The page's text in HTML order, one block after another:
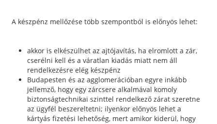
A készpénz mellőzése több szempontból is előnyös lehet:
akkor is elkészülhet az ajtójavítás, ha elromlott a zár,
cserélni kell és a váratlan kiadás miatt nem áll
rendelkezésre elég készpénz
Budapesten és az agglomerációban egyre inkább
jellemző, hogy egy zárcsere alkalmával komoly
biztonságtechnikai szinttel rendelkező zárat szeretne
az ügyfél beszereltetni; ilyenkor előnyös lehet a
kártyás fizetési lehetőség, mert amikor kiderül, hogy